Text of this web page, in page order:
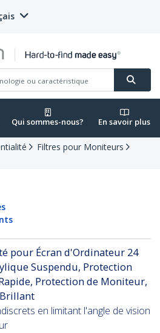
Qui sommes-nous? En savoir plus
Filtres pour Moniteurs
pour Écran d'Ordinateur 24
Suspendu, Protection
Protection de Moniteur,
en limitant l'angle de vision